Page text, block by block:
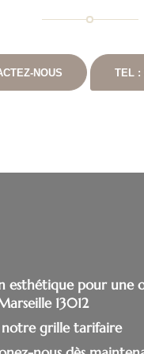
NOUS TEL :
esthétique pour une
13012
grille tarifaire